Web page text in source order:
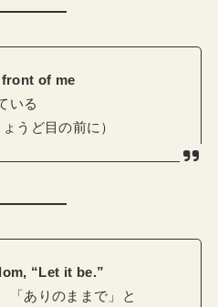
of me
いる
ょうど目の前に）
“Let it be.”
「ありのままで」と